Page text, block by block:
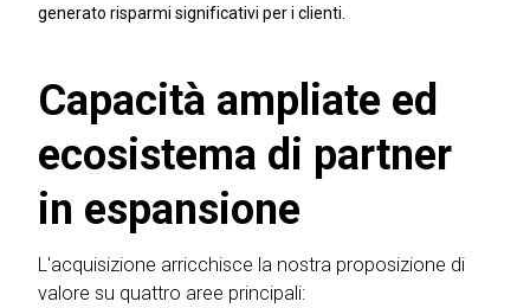
generato risparmi significativi per i clienti.
Capacità ampliate ed
ecosistema di partner
in espansione
L'acquisizione arricchisce la nostra proposizione di
valore su quattro aree principali: